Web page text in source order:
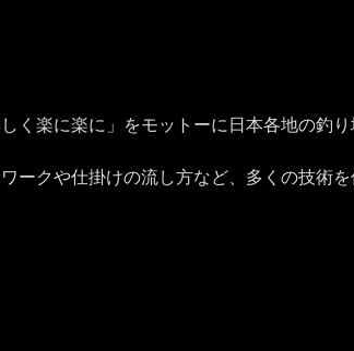
く楽に楽に」をモットーに日本各地の釣
ークや仕掛けの流し方など、多くの技術